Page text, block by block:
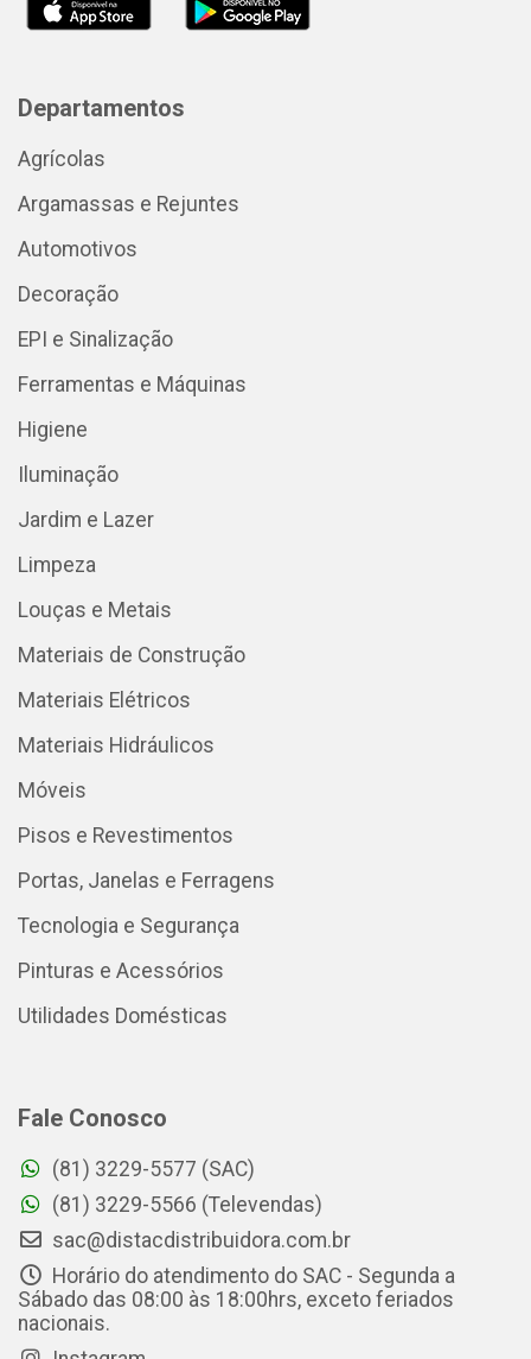
Departamentos
Agrícolas
Argamassas e Rejuntes
Automotivos
Decoração
EPI e Sinalização
Ferramentas e Máquinas
Higiene
Iluminação
Jardim e Lazer
Limpeza
Louças e Metais
Materiais de Construção
Materiais Elétricos
Materiais Hidráulicos
Móveis
Pisos e Revestimentos
Portas, Janelas e Ferragens
Tecnologia e Segurança
Pinturas e Acessórios
Utilidades Domésticas
Fale Conosco
(81) 3229-5577 (SAC)
(81) 3229-5566 (Televendas)
sac@distacdistribuidora.com.br
Horário do atendimento do SAC - Segunda a
Sábado das 08:00 às 18:00hrs, exceto feriados
nacionais.